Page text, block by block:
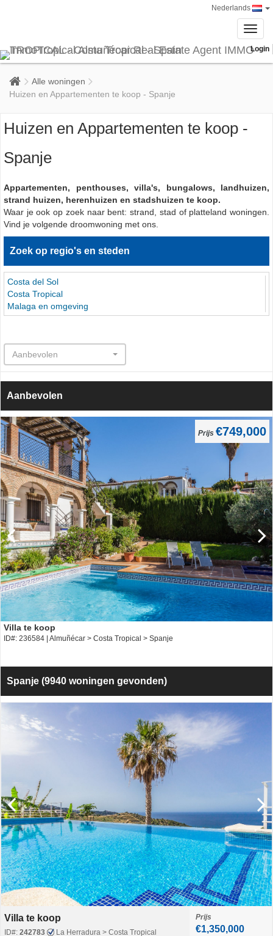
Nederlands
Login
Alle woningen
Huizen en Appartementen te koop - Spanje
Huizen en Appartementen te koop -
Spanje
Appartementen, penthouses, villa's, bungalows, landhuizen,
strand huizen, herenhuizen en stadshuizen te koop.
Waar je ook op zoek naar bent: strand, stad of platteland woningen.
Vind je volgende droomwoning met ons.
Zoek op regio's en steden
Costa del Sol
Costa Tropical
Malaga en omgeving
Aanbevolen
Aanbevolen
Prijs €420,000
Penthouse te koop
ID#: 234866 | Almuñécar > Costa Tropical > Spanje
Spanje (9940 woningen gevonden)
Villa te koop
ID#: 242783 La Herradura > Costa Tropical
Prijs
€1,350,000